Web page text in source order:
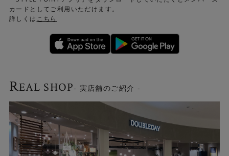
アイボリー、サンドベージュ、マスタード、ブラウン、グ
レージュの5色展開。 サイズは円形2サイズも含めた、計6
サイズご用意しています。お部屋の広さや用途に合わせて
お選びいただけます。
カードとしてご利用いただけます。
詳しくは こちら
REAL SHOP- 実店舗のご紹介 -